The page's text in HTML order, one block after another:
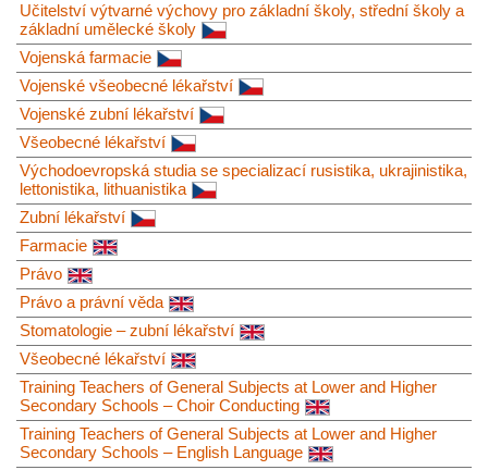
Učitelství výtvarné výchovy pro základní školy, střední školy a
základní umělecké školy
Vojenská farmacie
Vojenské všeobecné lékařství
Vojenské zubní lékařství
Všeobecné lékařství
Východoevropská studia se specializací rusistika, ukrajinistika,
lettonistika, lithuanistika
Zubní lékařství
Farmacie
Právo
Právo a právní věda
Stomatologie – zubní lékařství
Všeobecné lékařství
Training Teachers of General Subjects at Lower and Higher
Secondary Schools – Choir Conducting
Training Teachers of General Subjects at Lower and Higher
Secondary Schools – English Language